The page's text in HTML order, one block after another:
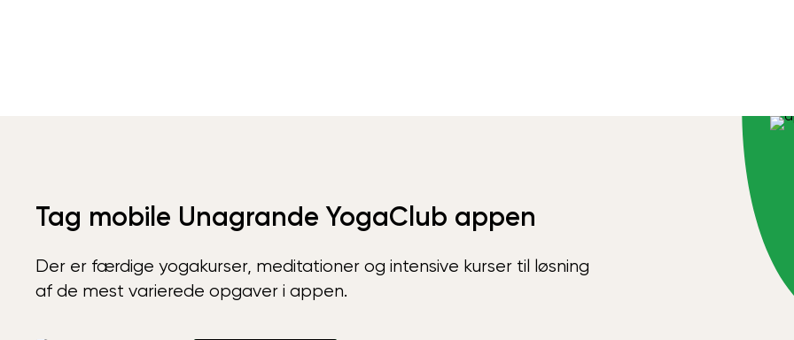
Tag mobile Unagrande YogaClub appen
Der er færdige yogakurser, meditationer og intensive kurser til løsning
af de mest varierede opgaver i appen.